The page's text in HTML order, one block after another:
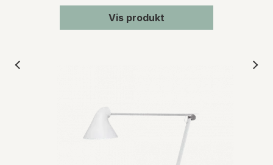
Vis produkt